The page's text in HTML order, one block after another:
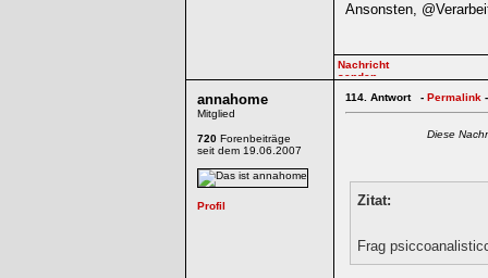
Ansonsten,
annahome
Mitglied
720 Forenbeiträge
seit dem 19.06.2007
114. Antwort - Permalink -
Diese
Zitat:
Frag